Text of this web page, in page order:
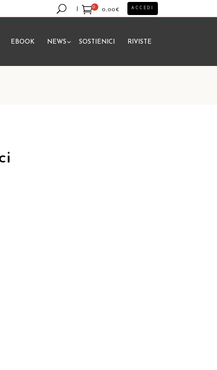
0
0,00€
prodotto nel carrello.
ACCEDI
EBOOK NEWS SOSTIENICI RIVISTE